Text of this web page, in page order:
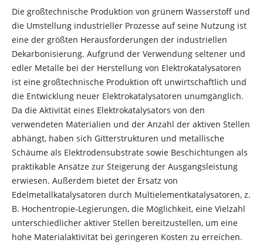
Die großtechnische Produktion von grünem Wasserstoff und
die Umstellung industrieller Prozesse auf seine Nutzung ist
eine der größten Herausforderungen der industriellen
Dekarbonisierung. Aufgrund der Verwendung seltener und
edler Metalle bei der Herstellung von Elektrokatalysatoren
ist eine großtechnische Produktion oft unwirtschaftlich und
die Entwicklung neuer Elektrokatalysatoren unumgänglich.
Da die Aktivität eines Elektrokatalysators von den
verwendeten Materialien und der Anzahl der aktiven Stellen
abhängt, haben sich Gitterstrukturen und metallische
Schäume als Elektrodensubstrate sowie Beschichtungen als
praktikable Ansätze zur Steigerung der Ausgangsleistung
erwiesen. Außerdem bietet der Ersatz von
Edelmetallkatalysatoren durch Multielementkatalysatoren, z.
B. Hochentropie-Legierungen, die Möglichkeit, eine Vielzahl
unterschiedlicher aktiver Stellen bereitzustellen, um eine
hohe Materialaktivität bei geringeren Kosten zu erreichen.